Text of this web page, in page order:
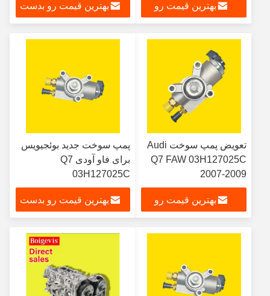
بهترین قیمت رو
Passat/Golf، قطعه دقیق
موتور
بهترین قیمت رو بدست
تعویض پمپ سوخت Audi
Q7 FAW 03H127025C
2007-2009
بهترین قیمت رو
پمپ سوخت جدید بوئجیویس
برای فاو آودی Q7
03H127025C
بهترین قیمت رو بدست